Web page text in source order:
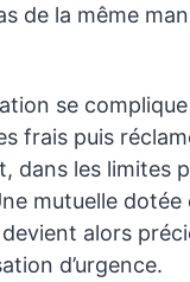
de la même
se
frais puis
dans les limites
mutuelle dotée
alors
d’urgence.